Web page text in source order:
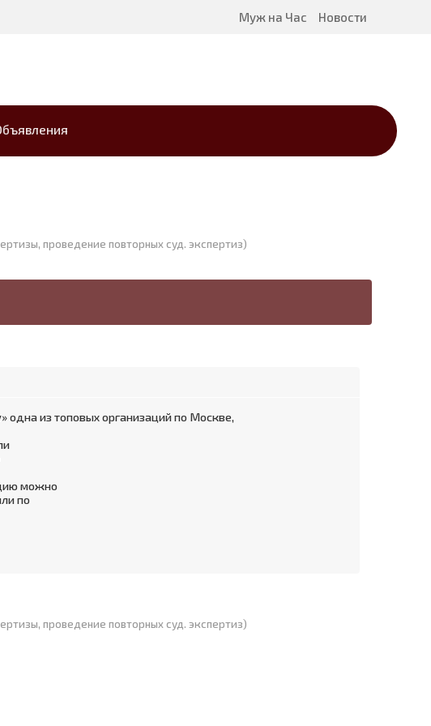
Муж на Час Новости
проведение повторных суд. экспертиз)
из топовых организаций по Москве,
можно
по
проведение повторных суд. экспертиз)